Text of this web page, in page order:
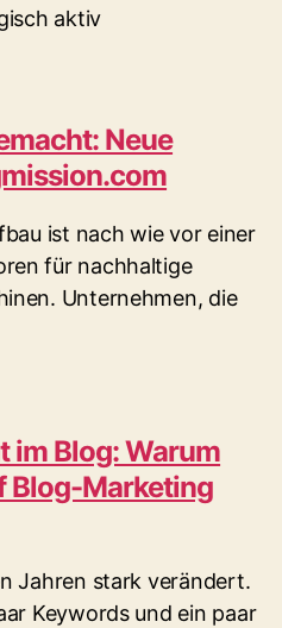
aktiv
Neue
ist nach wie vor einer
für nachhaltige
Unternehmen, die
im Blog: Warum
Blog-Marketing
Jahren stark verändert.
Keywords und ein paar